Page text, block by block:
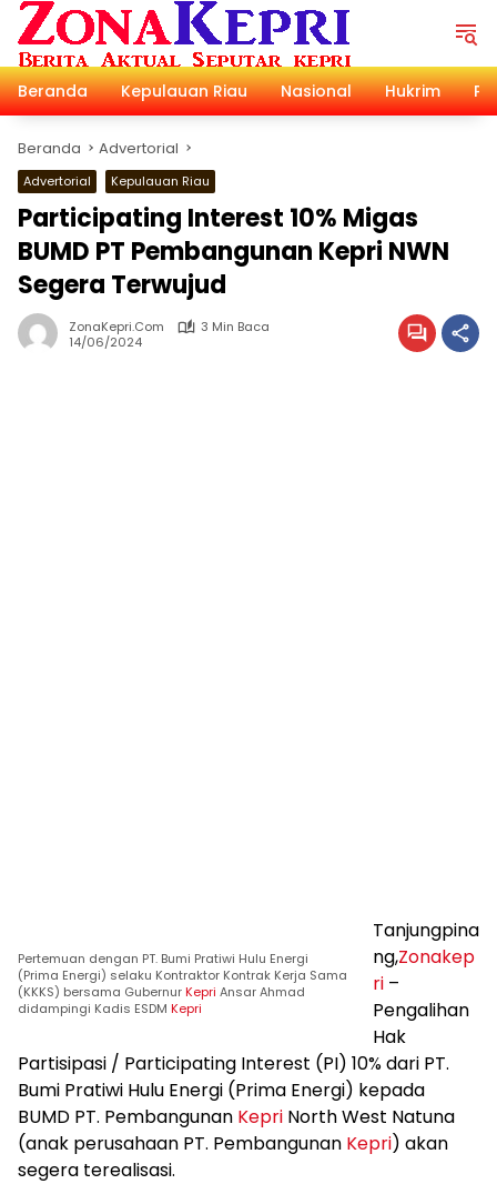
Langsung
konten
Beranda
Kepulauan Riau Nasional Hukrim
Beranda Advertorial
Advertorial Kepulauan Riau
Participating Interest 10% Migas
BUMD PT Pembangunan Kepri NWN
Segera Terwujud
ZonaKepri.com
3 Min Baca
14/06/2024
Pertemuan dengan PT. Bumi Pratiwi Hulu Energi
(Prima Energi) selaku Kontraktor Kontrak Kerja Sama
(KKKS) bersama GubernurKepri Ansar Ahmad
didampingi Kadis ESDM Kepri
Tanjungpina
ng,Zonakep
ri –
Pengalihan
Hak
Partisipasi / Participating Interest (PI) 10% dari PT.
Bumi Pratiwi Hulu Energi (Prima Energi) kepada
BUMD PT. Pembangunan Kepri North West Natuna
(anak perusahaan PT. Pembangunan Kepri) akan
segera terealisasi.